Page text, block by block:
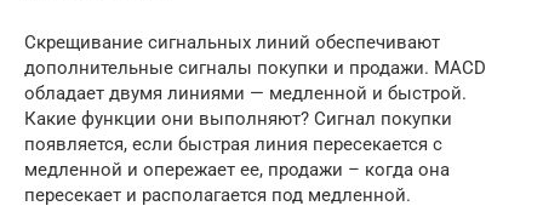
Скрещивание сигнальных линий обеспечивают
дополнительные сигналы покупки и продажи. MACD
обладает двумя линиями — медленной и быстрой.
Какие функции они выполняют? Сигнал покупки
появляется, если быстрая линия пересекается с
медленной и опережает ее, продажи – когда она
пересекает и располагается под медленной.